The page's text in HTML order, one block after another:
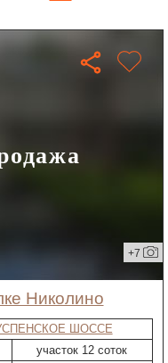
+7
Николино
ШОССЕ
участок 12 соток